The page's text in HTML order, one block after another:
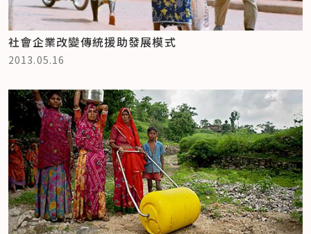
社會企業改變傳統援助發展模式
2013.05.16